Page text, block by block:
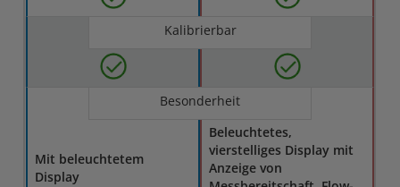
Kalibrierbar
Besonderheit
Mit beleuchtetem
Display
Beleuchtetes,
vierstelliges Display mit
Anzeige von